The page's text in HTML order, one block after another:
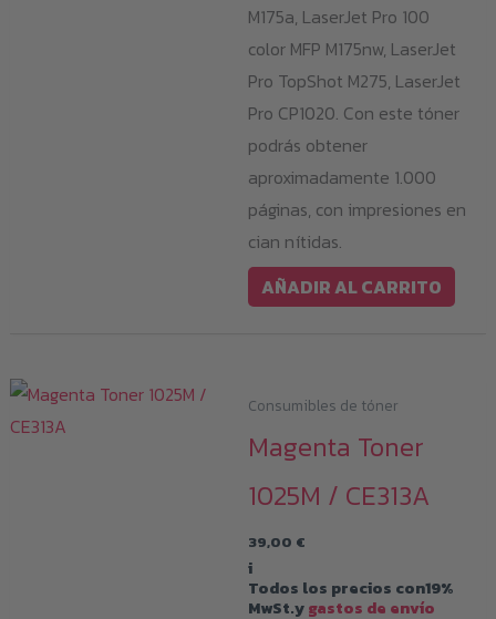
M175a, LaserJet Pro 100
color MFP M175nw, LaserJet
Pro TopShot M275, LaserJet
Pro CP1020. Con este tóner
podrás obtener
aproximadamente 1.000
páginas, con impresiones en
cian nítidas.
AÑADIR AL CARRITO
Consumibles de tóner
Magenta Toner
1025M / CE313A
39,00 €
i
Todos los precios con19%
MwSt.ygastos de envío